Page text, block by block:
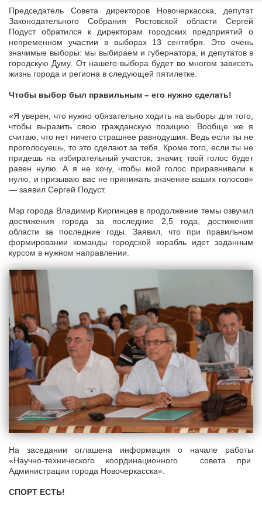
Председатель Совета директоров Новочеркасска, депутат
Законодательного Собрания Ростовской области Сергей
Подуст обратился к директорам городских предприятий о
непременном участии в выборах 13 сентября. Это очень
значимые выборы: мы выбираем и губернатора, и депутатов в
городскую Думу. От нашего выбора будет во многом зависеть
жизнь города и региона в следующей пятилетке.
Чтобы выбор был правильным – его нужно сделать!
«Я уверен, что нужно обязательно ходить на выборы для того,
чтобы выразить свою гражданскую позицию. Вообще же я
считаю, что нет ничего страшнее равнодушия. Ведь если ты не
проголосуешь, то это сделают за тебя. Кроме того, если ты не
придешь на избирательный участок, значит, твой голос будет
равен нулю. А я не хочу, чтобы мой голос приравнивали к
нулю, и призываю вас не принижать значение ваших голосов»
— заявил Сергей Подуст.
Мэр города Владимир Киргинцев в продолжение темы озвучил
достижения города за последние 2,5 года, достижения
области за последние годы. Заявил, что при правильном
формировании команды городской корабль идет заданным
курсом в нужном направлении.
На заседании оглашена информация о начале работы
«Научно-технического координационного совета при
Администрации города Новочеркасска».
СПОРТ ЕСТЬ!